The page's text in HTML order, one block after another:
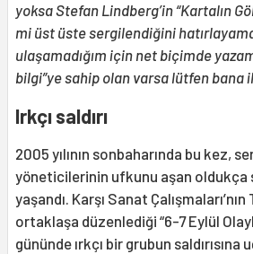
yoksa Stefan Lindberg’in “Kartalın
mi üst üste sergilendiğini
ulaşamadığım için net biçimde
bilgi”ye sahip olan varsa lütfen bana
Irkçı saldırı
2005 yılının sonbaharında bu kez,
yöneticilerinin ufkunu aşan oldukça
yaşandı. Karşı Sanat Çalışmaları’nın
ortaklaşa düzenlediği “6-7 Eylül
gününde ırkçı bir grubun saldırısına